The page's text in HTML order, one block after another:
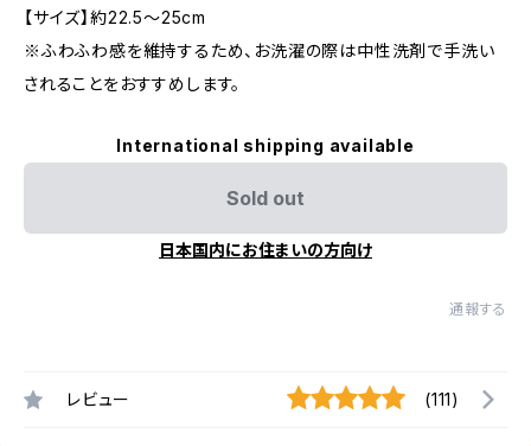
【サイズ】約22.5〜25cm
※ふわふわ感を維持するため、お洗濯の際は中性洗剤で手洗い
されることをおすすめします。
International shipping available
Sold out
日本国内にお住まいの方向け
通報する
レビュー (111)